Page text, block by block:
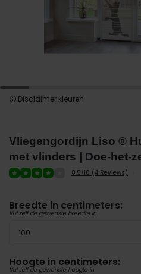
Disclaimer kleuren
Vliegengordijn Liso ®
met vlinders | Doe-het-
8.5/10 (4 Reviews)
Breedte in centimeters:
Vul zelf de gewenste breedte in
Hoogte in centimeters:
Vul zelf de gewenste hoogte in